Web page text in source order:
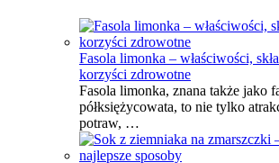
Fasola limonka – właściwości,
korzyści zdrowotne
Fasola limonka, znana także jako
półksiężycowata, to nie tylko
potraw, …